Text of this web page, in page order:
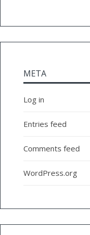
META
Log in
Entries feed
Comments feed
WordPress.org